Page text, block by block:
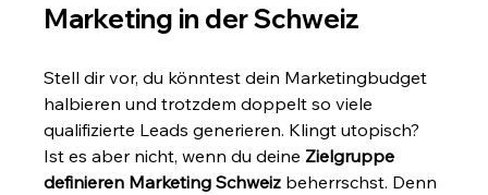
Marketing in der Schweiz
Stell dir vor, du könntest dein Marketingbudget
halbieren und trotzdem doppelt so viele
qualifizierte Leads generieren. Klingt utopisch?
Ist es aber nicht, wenn du deine Zielgruppe
definieren Marketing Schweiz beherrschst. Denn